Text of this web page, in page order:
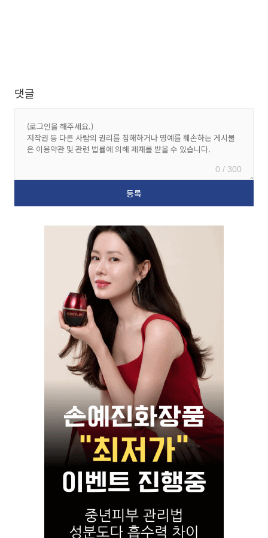
댓글
0 / 300